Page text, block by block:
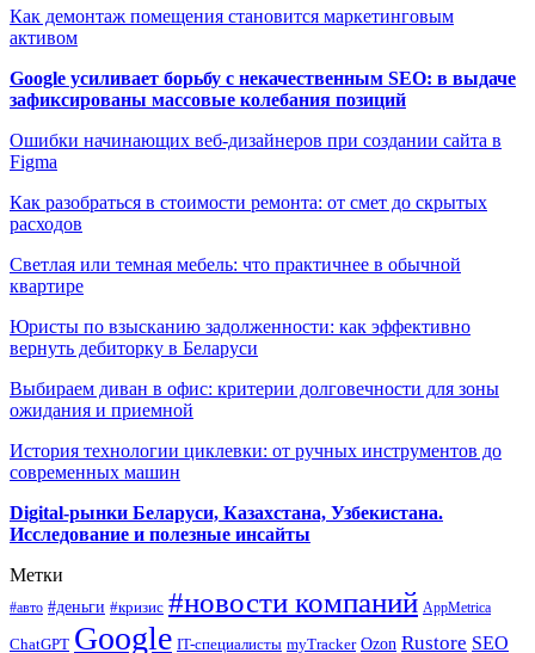
Как демонтаж помещения становится маркетинговым
активом
Google усиливает борьбу с некачественным SEO: в выдаче
зафиксированы массовые колебания позиций
Ошибки начинающих веб-дизайнеров при создании сайта в
Figma
Как разобраться в стоимости ремонта: от смет до скрытых
расходов
Светлая или темная мебель: что практичнее в обычной
квартире
Юристы по взысканию задолженности: как эффективно
вернуть дебиторку в Беларуси
Выбираем диван в офис: критерии долговечности для зоны
ожидания и приемной
История технологии циклевки: от ручных инструментов до
современных машин
Digital-рынки Беларуси, Казахстана, Узбекистана.
Исследование и полезные инсайты
Метки
#авто #деньги #кризис #новости компаний AppMetrica
ChatGPT Google IT-специалисты myTracker Ozon Rustore SEO